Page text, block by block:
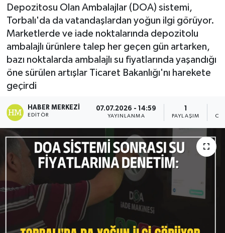
Depozitosu Olan Ambalajlar (DOA) sistemi,
Torbalı'da da vatandaşlardan yoğun ilgi görüyor.
Marketlerde ve iade noktalarında depozitolu
ambalajlı ürünlere talep her geçen gün artarken,
bazı noktalarda ambalajlı su fiyatlarında yaşandığı
öne sürülen artışlar Ticaret Bakanlığı'nı harekete
geçirdi
HABER MERKEZI
EDITÖR
07.07.2026 - 14:59
YAYINLANMA PAYLAŞIM
Süper Lig Puan Durumu ve Fikstür
Tüm Manşetler
Son Dakika Haberleri
Haber Arşivi